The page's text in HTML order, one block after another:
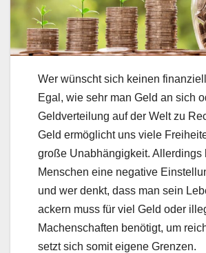
Wer wünscht sich keinen
Egal, wie sehr man Geld an sich
Geldverteilung auf der Welt zu
Geld ermöglicht uns viele
große Unabhängigkeit. Allerdings
Menschen eine negative
und wer denkt, dass man sein
ackern muss für viel Geld oder
Machenschaften benötigt, um
setzt sich somit eigene Grenzen.